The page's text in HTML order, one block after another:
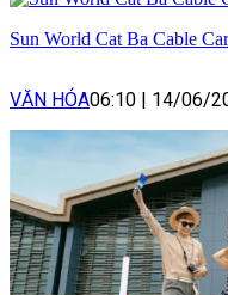
Sun World Cat Ba Cable
VĂN HÓA06:10 14/06/